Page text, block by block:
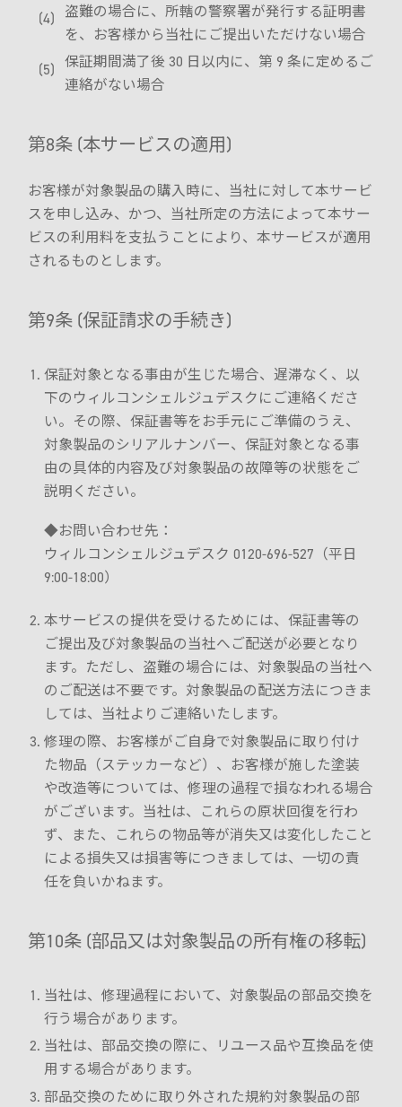
盗難の場合に、所轄の警察署が発行する証明書
を、お客様から当社にご提出いただけない場合
保証期間満了後 30 日以内に、第 9 条に定めるご
連絡がない場合
第8条 (本サービスの適用)
お客様が対象製品の購入時に、当社に対して本サービ
スを申し込み、かつ、当社所定の方法によって本サー
ビスの利用料を支払うことにより、本サービスが適用
されるものとします。
第9条 (保証請求の手続き)
保証対象となる事由が生じた場合、遅滞なく、以
下のウィルコンシェルジュデスクにご連絡くださ
い。その際、保証書等をお手元にご準備のうえ、
対象製品のシリアルナンバー、保証対象となる事
由の具体的内容及び対象製品の故障等の状態をご
説明ください。
◆お問い合わせ先：
ウィルコンシェルジュデスク 0120-696-527（平日
9:00-18:00）
本サービスの提供を受けるためには、保証書等の
ご提出及び対象製品の当社へご配送が必要となり
ます。ただし、盗難の場合には、対象製品の当社へ
のご配送は不要です。対象製品の配送方法につきま
しては、当社よりご連絡いたします。
修理の際、お客様がご自身で対象製品に取り付け
た物品（ステッカーなど）、お客様が施した塗装
や改造等については、修理の過程で損なわれる場合
がございます。当社は、これらの原状回復を行わ
ず、また、これらの物品等が消失又は変化したこと
による損失又は損害等につきましては、一切の責
任を負いかねます。
第10条 (部品又は対象製品の所有権の移転)
当社は、修理過程において、対象製品の部品交換を
行う場合があります。
当社は、部品交換の際に、リユース品や互換品を使
用する場合があります。
部品交換のために取り外された規約対象製品の部